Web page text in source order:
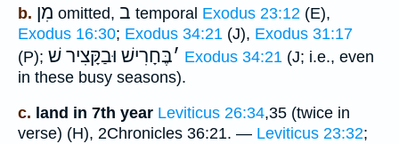
b. מִן omitted, ב temporal Exodus 23:12 (E),
Exodus 16:30; Exodus 34:21 (J), Exodus 31:17
(P);
׳בֶּחָרִישׁ וּבַקָּצִיר שׁ Exodus 34:21 (J; i.e., even
in these busy seasons).
c. land in 7th year Leviticus 26:34,35 (twice in
verse) (H), 2Chronicles 36:21. — Leviticus 23:32;